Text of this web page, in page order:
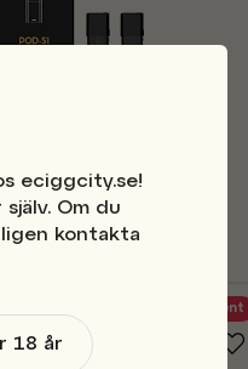
Utgår Ur Sortiment
eciggcity.se!
Om du
kontakta
18 år